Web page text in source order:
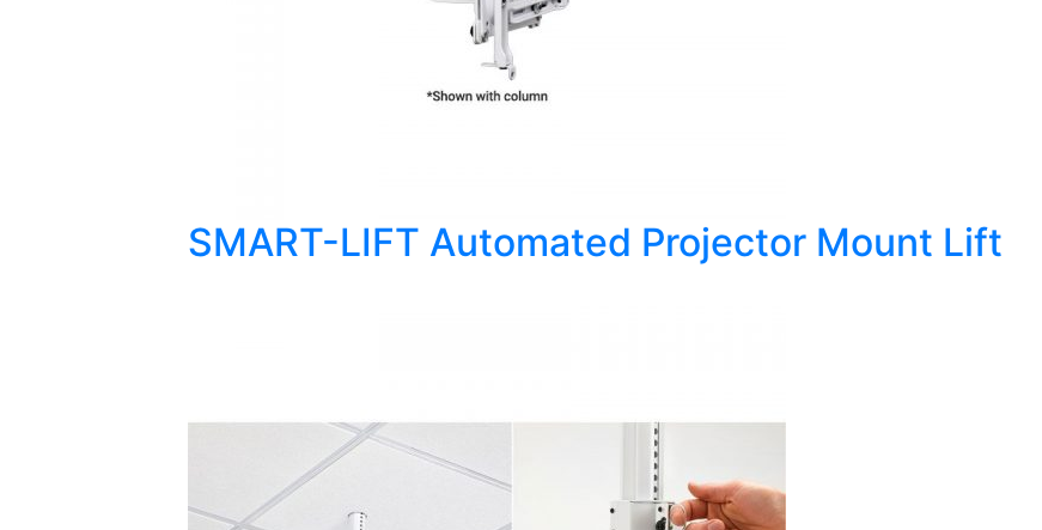
SMART-LIFT Automated Projector Mount Lift